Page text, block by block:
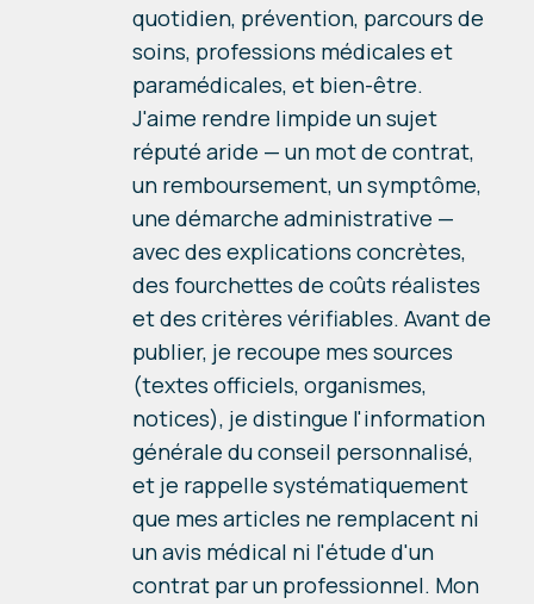
quotidien, prévention, parcours de
soins, professions médicales et
paramédicales, et bien-être.
J'aime rendre limpide un sujet
réputé aride — un mot de contrat,
un remboursement, un symptôme,
une démarche administrative —
avec des explications concrètes,
des fourchettes de coûts réalistes
et des critères vérifiables. Avant de
publier, je recoupe mes sources
(textes officiels, organismes,
notices), je distingue l'information
générale du conseil personnalisé,
et je rappelle systématiquement
que mes articles ne remplacent ni
un avis médical ni l'étude d'un
contrat par un professionnel. Mon